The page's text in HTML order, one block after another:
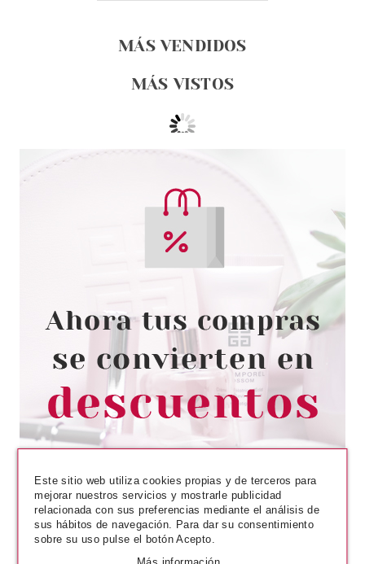
MÁS VENDIDOS
MÁS VISTOS
SKEYNDOR
SKEYNDOR CORRECTIVE
CREMA RELLENADORA DE
ARRUGAS 50 ML NOVEDAD
Pvr 89.00€
-14%
desde
76.64€
Este sitio web utiliza cookies propias y de terceros para
mejorar nuestros servicios y mostrarle publicidad
relacionada con sus preferencias mediante el análisis de
sus hábitos de navegación. Para dar su consentimiento
sobre su uso pulse el botón Acepto.
Más información